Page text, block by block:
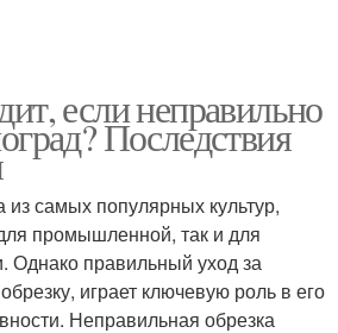
если неправильно
Последствия
самых популярных культур,
промышленной, так и для
Однако правильный уход за
играет ключевую роль в его
Неправильная обрезка